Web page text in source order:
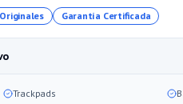
Garantía Certificada
Trackpads